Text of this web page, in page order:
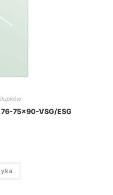
75×90-VSG/ESG